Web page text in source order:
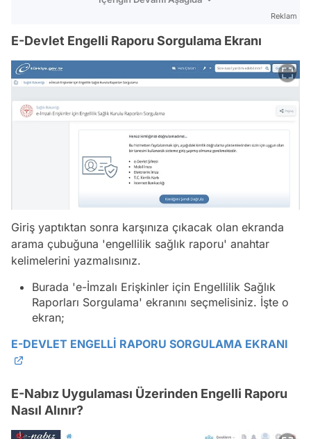
Reklam
E-Devlet Engelli Raporu Sorgulama Ekranı
Giriş yaptıktan sonra karşınıza çıkacak olan ekranda
arama çubuğuna 'engellilik sağlık raporu' anahtar
kelimelerini yazmalısınız.
Burada 'e-İmzalı Erişkinler için Engellilik Sağlık
Raporları Sorgulama' ekranını seçmelisiniz. İşte o
ekran;
E-DEVLET ENGELLİ RAPORU SORGULAMA EKRANI
E-Nabız Uygulaması Üzerinden Engelli Raporu
Nasıl Alınır?